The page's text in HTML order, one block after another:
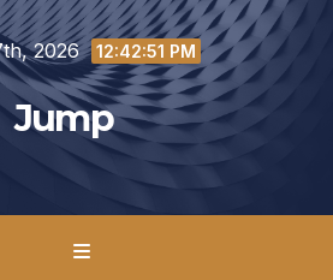
2026 12:42:52 PM
Jump